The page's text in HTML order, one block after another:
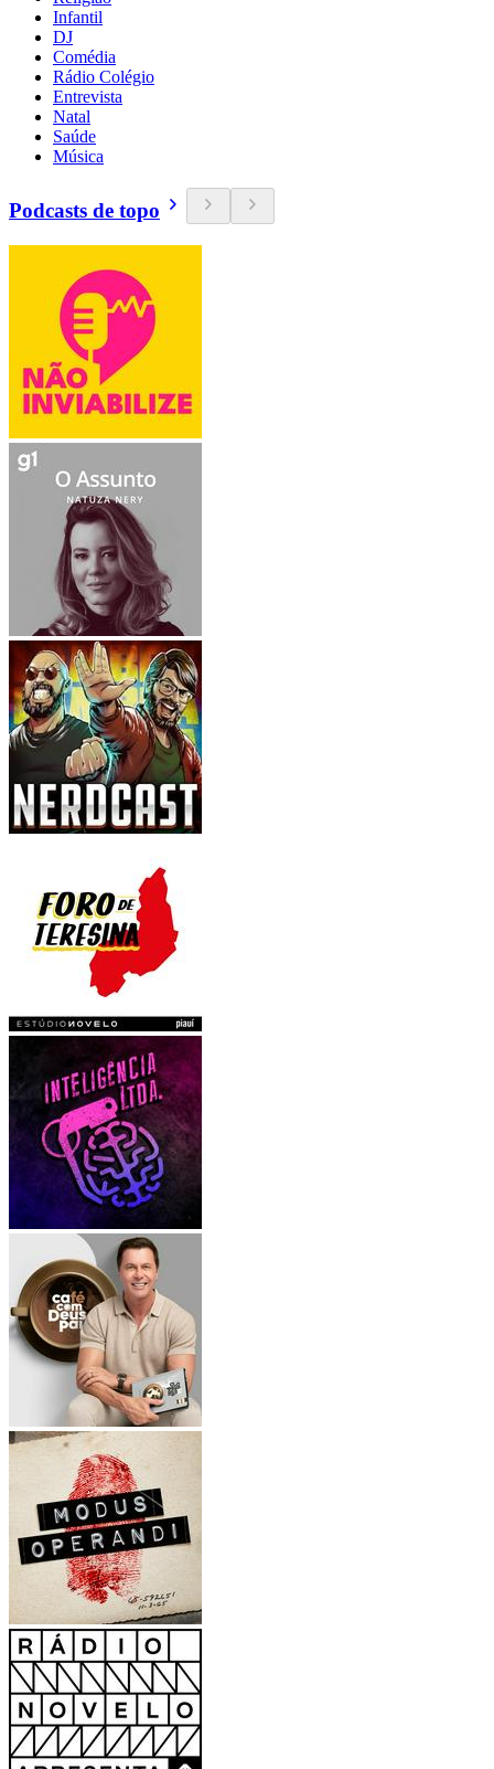
Infantil
DJ
Comédia
Rádio Colégio
Entrevista
Natal
Saúde
Música
Podcasts de topo